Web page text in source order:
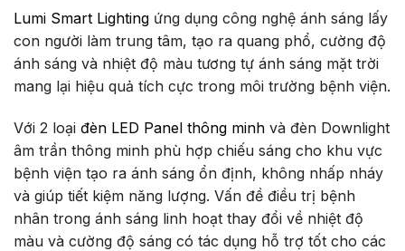
Lumi Smart Lighting ứng dụng công nghệ ánh sáng lấy
con người làm trung tâm, tạo ra quang phổ, cường độ
ánh sáng và nhiệt độ màu tương tự ánh sáng mặt trời
mang lại hiệu quả tích cực trong môi trường bệnh viện.
Với 2 loại đèn LED Panel thông minh và đèn Downlight
âm trần thông minh phù hợp chiếu sáng cho khu vực
bệnh viện tạo ra ánh sáng ổn định, không nhấp nháy
và giúp tiết kiệm năng lượng. Vấn đề điều trị bệnh
nhân trong ánh sáng linh hoạt thay đổi về nhiệt độ
màu và cường độ sáng có tác dụng hỗ trợ tốt cho các